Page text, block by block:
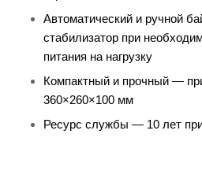
Автоматический и ручной
стабилизатор при
питания на нагрузку
Компактный и прочный —
360×260×100 мм
Ресурс службы — 10 лет